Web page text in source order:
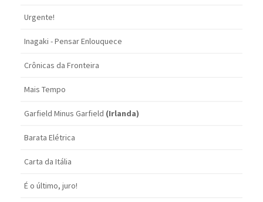
Urgente!
Inagaki - Pensar Enlouquece
Crônicas da Fronteira
Mais Tempo
Garfield Minus Garfield (Irlanda)
Barata Elétrica
Carta da Itália
É o último, juro!